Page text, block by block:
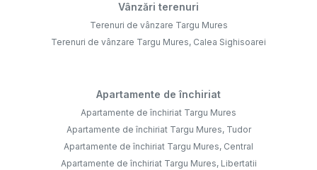
Vânzări terenuri
Terenuri de vânzare Targu Mures
Terenuri de vânzare Targu Mures, Calea Sighisoarei
Apartamente de închiriat
Apartamente de închiriat Targu Mures
Apartamente de închiriat Targu Mures, Tudor
Apartamente de închiriat Targu Mures, Central
Apartamente de închiriat Targu Mures, Libertatii